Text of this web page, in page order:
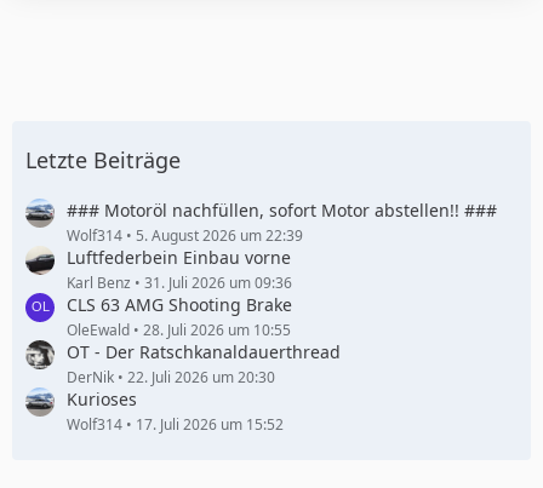
e
r
g
e
Letzte Beiträge
### Motoröl nachfüllen, sofort Motor abstellen!! ###
Wolf314 5. August 2026 um 22:39
Luftfederbein Einbau vorne
Karl Benz 31. Juli 2026 um 09:36
CLS 63 AMG Shooting Brake
OleEwald 28. Juli 2026 um 10:55
OT - Der Ratschkanaldauerthread
DerNik 22. Juli 2026 um 20:30
Kurioses
Wolf314 17. Juli 2026 um 15:52